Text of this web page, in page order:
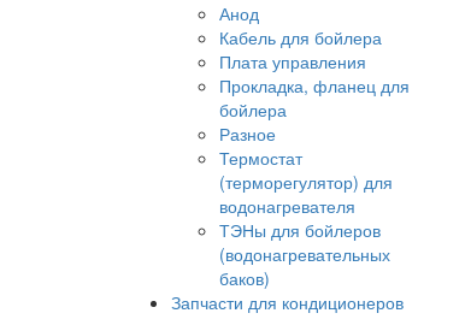
Анод
Кабель для бойлера
Плата управления
Прокладка, фланец для
бойлера
Разное
Термостат
(терморегулятор) для
водонагревателя
ТЭНы для бойлеров
(водонагревательных
баков)
Запчасти для кондиционеров